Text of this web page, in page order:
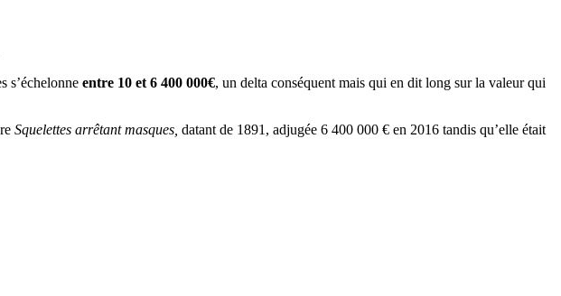
s’échelonne entre 10 et 6 400 000€, un delta conséquent mais qui en dit long sur la valeur qui
Squelettes arrêtant masques, datant de 1891, adjugée 6 400 000 € en 2016 tandis qu’elle était